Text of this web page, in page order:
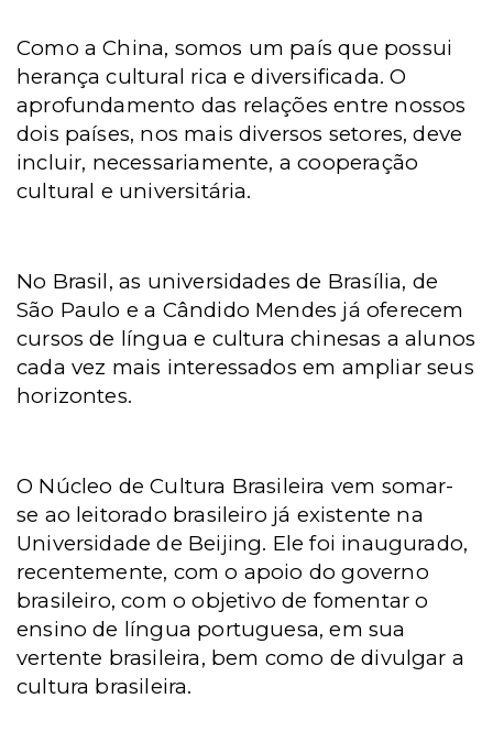
Como a China, somos um país que possui
herança cultural rica e diversificada. O
aprofundamento das relações entre nossos
dois países, nos mais diversos setores, deve
incluir, necessariamente, a cooperação
cultural e universitária.
No Brasil, as universidades de Brasília, de
São Paulo e a Cândido Mendes já oferecem
cursos de língua e cultura chinesas a alunos
cada vez mais interessados em ampliar seus
horizontes.
O Núcleo de Cultura Brasileira vem somar-
se ao leitorado brasileiro já existente na
Universidade de Beijing. Ele foi inaugurado,
recentemente, com o apoio do governo
brasileiro, com o objetivo de fomentar o
ensino de língua portuguesa, em sua
vertente brasileira, bem como de divulgar a
cultura brasileira.